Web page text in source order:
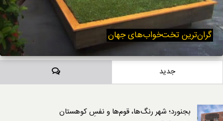
گران‌ترین تخت‌خواب‌های جهان
جدید دیدگاه‌ها
بجنورد؛ شهر رنگ‌ها، قوم‌ها و نفسِ کوهستان